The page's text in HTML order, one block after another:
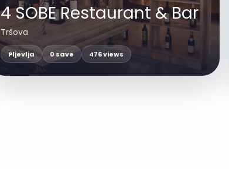
4 SOBE Restaurant & Bar
Tršova
Pljevlja 0 save 476 views